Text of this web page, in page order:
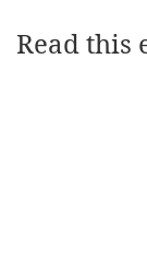
Read this